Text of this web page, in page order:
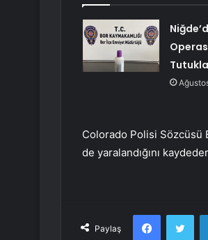
Colorado Polisi Sözcüsü
de yaralandığını
Paylaş
Facebook